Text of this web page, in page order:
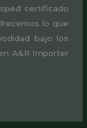
certificado
lo que
bajo los
A&R Importer